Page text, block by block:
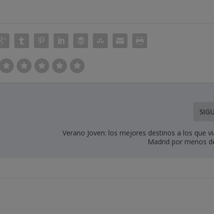
Verano Joven: los mejores destinos a los que
Madrid por menos